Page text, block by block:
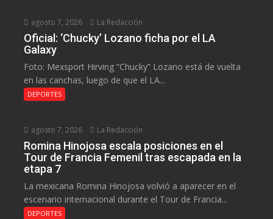
agosto 7, 2026 La Redacción
Oficial: ‘Chucky’ Lozano ficha por el LA
Galaxy
Foto: Mexsport Hirving “Chucky” Lozano está de vuelta
en las canchas, luego de que el LA...
DEPORTES
agosto 7, 2026 La Redacción
Romina Hinojosa escala posiciones en el
Tour de Francia Femenil tras escapada en la
etapa 7
La mexicana Romina Hinojosa volvió a aparecer en el
escenario internacional durante el Tour de Francia...
DEPORTES